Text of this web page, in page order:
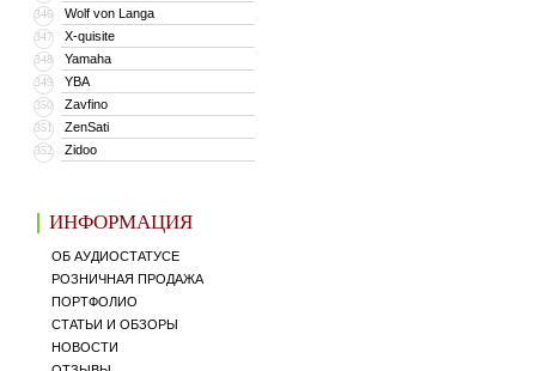
346 Wolf von Langa
347 X-quisite
348 Yamaha
349 YBA
350 Zavfino
351 ZenSati
352 Zidoo
ИНФОРМАЦИЯ
ОБ АУДИОСТАТУСЕ
РОЗНИЧНАЯ ПРОДАЖА
ПОРТФОЛИО
СТАТЬИ И ОБЗОРЫ
НОВОСТИ